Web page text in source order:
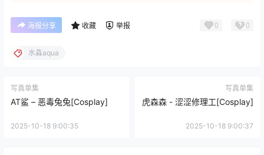
海报分享 收藏 举报 0 0
水淼aqua
写真单集
AT鲨 – 恶毒兔兔[Cosplay]
2025-10-18 9:00:35
写真单集
虎森森 - 涩涩修理工[Cosplay]
2025-10-18 9:00:37